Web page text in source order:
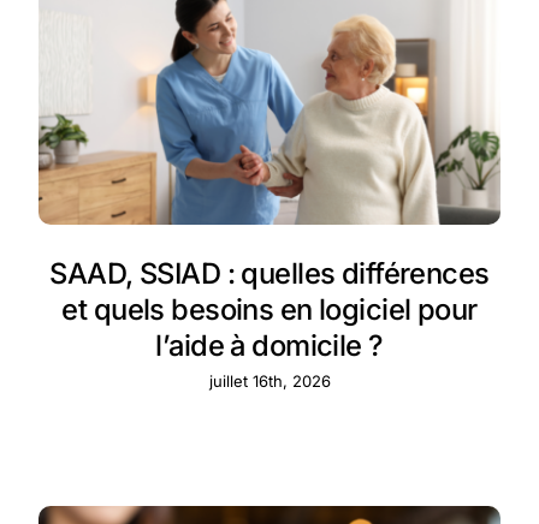
SAAD, SSIAD : quelles différences
et quels besoins en logiciel pour
l’aide à domicile ?
juillet 16th, 2026